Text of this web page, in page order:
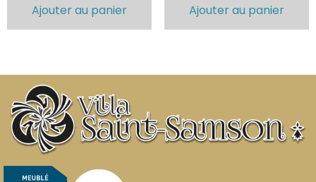
Ajouter au panier Ajouter au panier